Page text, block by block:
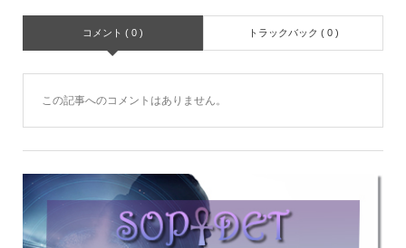
コメント ( 0 ) トラックバック ( 0 )
この記事へのコメントはありません。